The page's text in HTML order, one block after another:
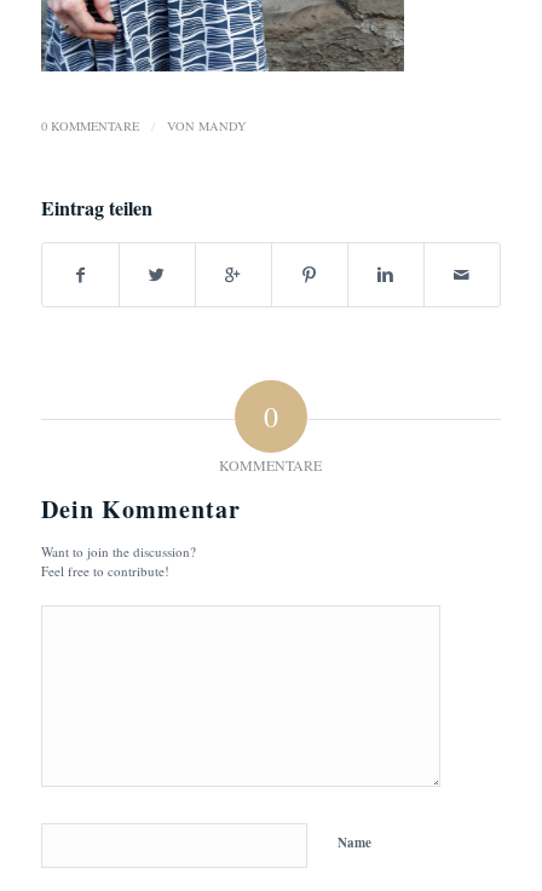
0 KOMMENTARE / VON MANDY
Eintrag teilen
0
KOMMENTARE
Dein Kommentar
Want to join the discussion?
Feel free to contribute!
Name